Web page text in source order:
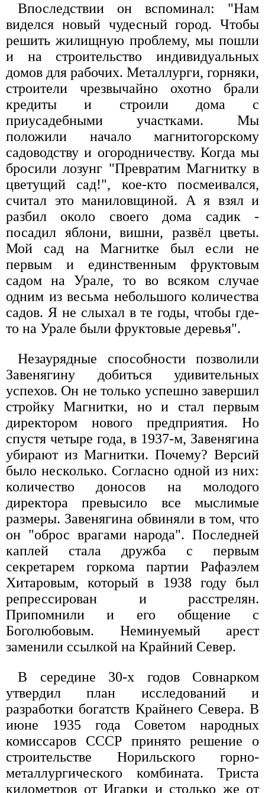
Впоследствии он вспоминал: "Нам
виделся новый чудесный город. Чтобы
решить жилищную проблему, мы пошли
и на строительство индивидуальных
домов для рабочих. Металлурги, горняки,
строители чрезвычайно охотно брали
кредиты и строили дома с
приусадебными участками. Мы
положили начало магнитогорскому
садоводству и огородничеству. Когда мы
бросили лозунг "Превратим Магнитку в
цветущий сад!", кое-кто посмеивался,
считал это маниловщиной. А я взял и
разбил около своего дома садик -
посадил яблони, вишни, развёл цветы.
Мой сад на Магнитке был если не
первым и единственным фруктовым
садом на Урале, то во всяком случае
одним из весьма небольшого количества
садов. Я не слыхал в те годы, чтобы где-
то на Урале были фруктовые деревья".
Незаурядные способности позволили
Завенягину добиться удивительных
успехов. Он не только успешно завершил
стройку Магнитки, но и стал первым
директором нового предприятия. Но
спустя четыре года, в 1937-м, Завенягина
убирают из Магнитки. Почему? Версий
было несколько. Согласно одной из них:
количество доносов на молодого
директора превысило все мыслимые
размеры. Завенягина обвиняли в том, что
он "оброс врагами народа". Последней
каплей стала дружба с первым
секретарем горкома партии Рафаэлем
Хитаровым, который в 1938 году был
репрессирован и расстрелян.
Припомнили и его общение с
Боголюбовым. Неминуемый арест
заменили ссылкой на Крайний Север.
В середине 30-х годов Совнарком
утвердил план исследований и
разработки богатств Крайнего Севера. В
июне 1935 года Советом народных
комиссаров СССР принято решение о
строительстве Норильского горно-
металлургического комбината. Триста
километров от Игарки и столько же от